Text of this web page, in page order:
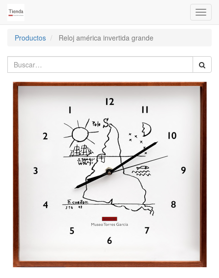
Productos
Reloj américa invertida grande